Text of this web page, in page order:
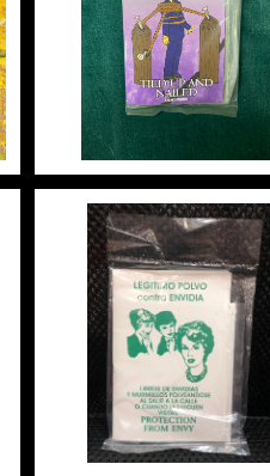
【NEW ARRIVALS】タ
ド・アップアンドネイル
カルパウダー・魔女パウ
TIED UP AND
Magical Powder
¥550
マジカルパウダー プロテ
ョンフロムエンヴィー
cal Powder
N FROM ENVY
¥440
20%OFF